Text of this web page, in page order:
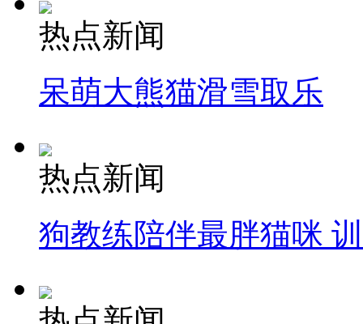
热点新闻
呆萌大熊猫滑雪取乐
热点新闻
狗教练陪伴最胖猫咪